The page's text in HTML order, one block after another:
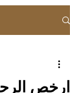
ارخص